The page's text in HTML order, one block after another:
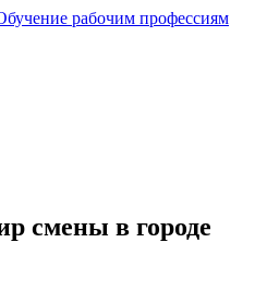
рабочим профессиям
смены в городе